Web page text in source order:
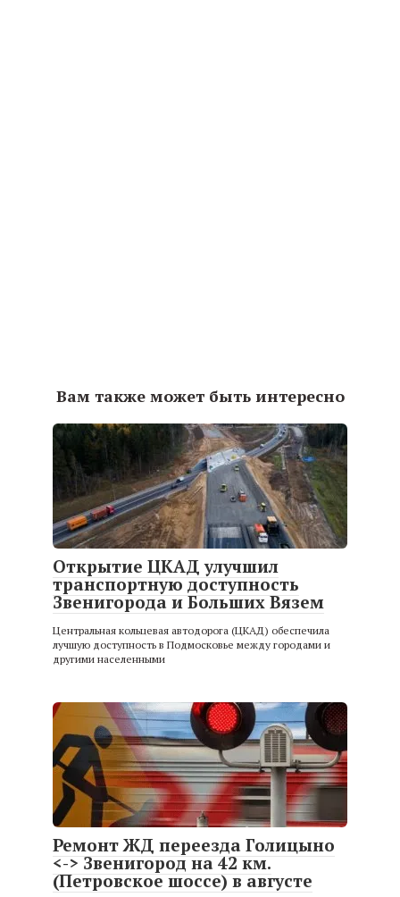
Вам также может быть интересно
Открытие ЦКАД улучшил
транспортную доступность
Звенигорода и Больших Вязем
Центральная кольцевая автодорога (ЦКАД) обеспечила
лучшую доступность в Подмосковье между городами и
другими населенными
Ремонт ЖД переезда Голицыно
<-> Звенигород на 42 км.
(Петровское шоссе) в августе